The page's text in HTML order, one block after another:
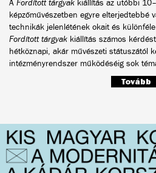
A Fordított tárgyak kiállítás az utóbbi
képzőművészetben egyre elterjedtebbé
technikák jelenlétének okait és
Fordított tárgyak kiállítás számos
hétköznapi, akár művészeti státuszától
intézményrendszer működéséig sok
Tovább